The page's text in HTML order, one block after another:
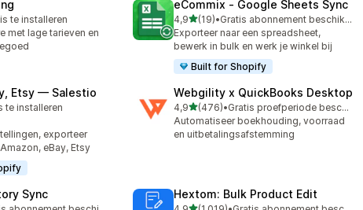
totaal
te installeren
met lage tarieven en
eCommix ‑ Google Sheets Sync
4,9van 5 sterren
(19)
19 recensies in totaal
•
Gratis abonnement beschikbaar
Exporteer naar een spreadsheet,
bewerk in bulk en werk je winkel bij
Built for Shopify
Etsy — Salestio
te installeren
exporteer
eBay, Etsy
Webgility x QuickBooks Desktop
4,9van 5 sterren
(476)
476 recensies in totaal
•
Gratis proefperiode beschikbaar
Automatiseer boekhouding, voorraad
en uitbetalingsafstemming
Sync Hextom: Bulk Product Edit